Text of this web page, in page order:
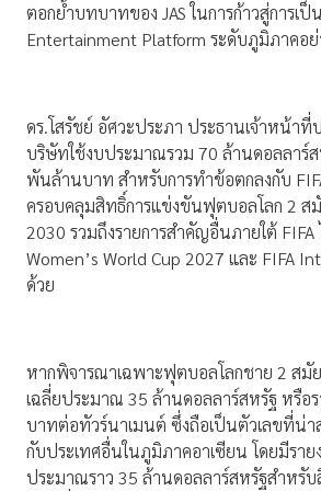
ตอกย้ำบทบาทของ JAS ในการก้าวสู่การเป็
Entertainment Platform ระดับภูมิภาคอย่
ดร.โสรัชย์ อัศวะประภา ประธานเจ้าหน้าที่บ
บริษัทใช้งบประมาณรวม 70 ล้านดอลลาร์ส
พันล้านบาท สำหรับการทำข้อตกลงกับ
ครอบคลุมสิทธิ์การแข่งขันฟุตบอลโลก 2 ส
2030 รวมถึงรายการสำคัญอื่นภายใต้ FIFA
Women’s World Cup 2027 และ FIFA
ด้วย
หากพิจารณาเฉพาะฟุตบอลโลกชาย 2 สมัย
เฉลี่ยประมาณ 35 ล้านดอลลาร์สหรัฐ หรือ
บาทต่อทัวร์นาเมนต์ ซึ่งถือเป็นตัวเลขที่น่า
กับประเทศอื่นในภูมิภาคอาเซียน โดยมีราย
ประมาณราว 35 ล้านดอลลาร์สหรัฐสำหรั